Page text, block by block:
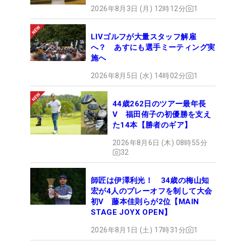
2026年8月3日 (月) 12時12分 1
LIVゴルフが大量スタッフ解雇
へ？ あすにも選手ミーティング実
施へ
2026年8月5日 (水) 14時02分 1
44歳262日のツアー最年長
V 福田侑子の初優勝を支え
た14本【勝者のギア】
2026年8月6日 (木) 08時55分
32
師匠は伊澤利光！ 34歳の梅山知
宏が4人のプレーオフを制して大会
初V 藤本佳則らが2位【MAIN
STAGE JOYX OPEN】
2026年8月1日 (土) 17時31分 1